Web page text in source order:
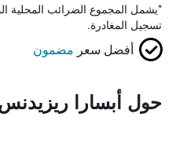
*يشمل المجموع الضرائب المحلية
تسجيل المغادرة.
أفضل سعر مضمون
حول أبسارا